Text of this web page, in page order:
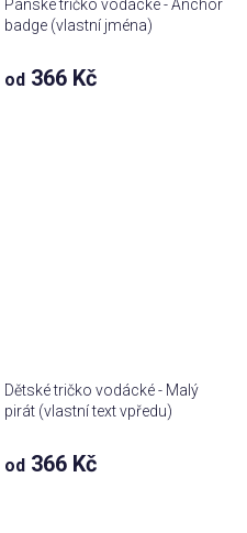
Pánské tričko vodácké - Anchor
badge (vlastní jména)
od 366 Kč
Dětské tričko vodácké - Malý
pirát (vlastní text vpředu)
od 366 Kč